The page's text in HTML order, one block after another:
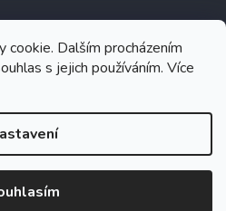
Dalším procházením
s jejich používáním. Více
Vytvořil Shoptet